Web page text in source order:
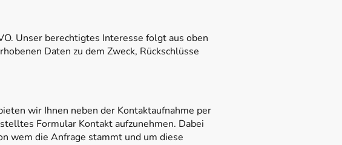
Unser berechtigtes Interesse folgt aus oben
Daten zu dem Zweck, Rückschlüsse
wir Ihnen neben der Kontaktaufnahme per
Formular Kontakt aufzunehmen. Dabei
wem die Anfrage stammt und um diese